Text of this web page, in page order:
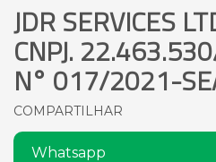
JDR SERVICES
CNPJ.
N° 017/2021-
COMPARTILHAR
Whatsapp